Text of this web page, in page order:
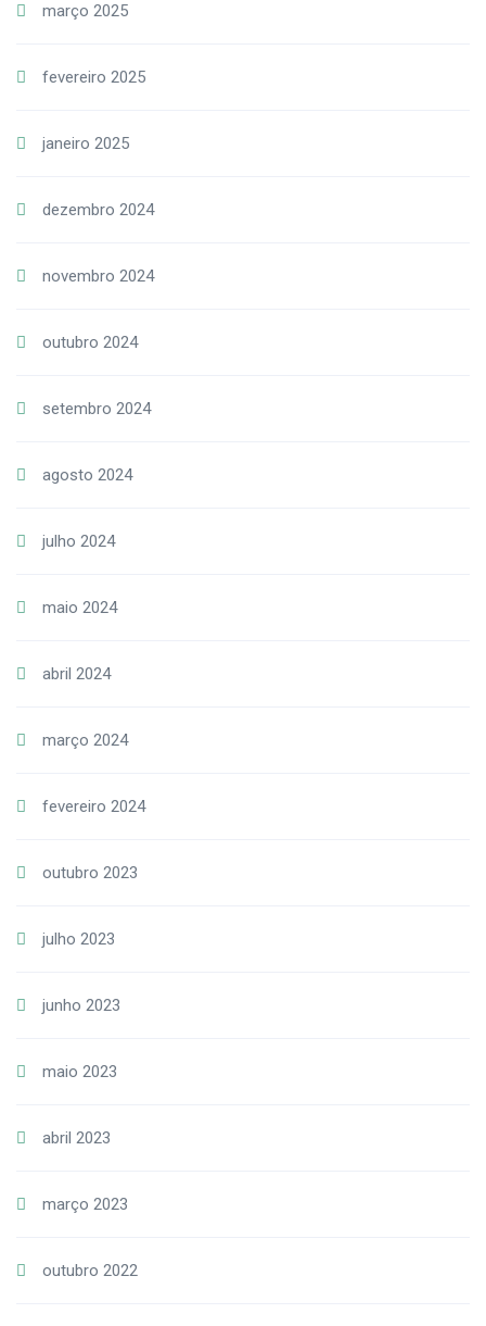
março 2025
fevereiro 2025
janeiro 2025
dezembro 2024
novembro 2024
outubro 2024
setembro 2024
agosto 2024
julho 2024
maio 2024
abril 2024
março 2024
fevereiro 2024
outubro 2023
julho 2023
junho 2023
maio 2023
abril 2023
março 2023
outubro 2022